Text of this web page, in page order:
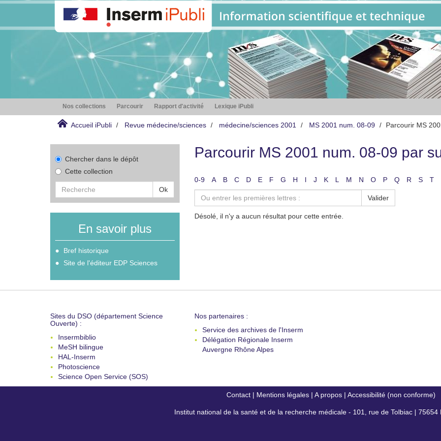
Nos collections Parcourir Rapport d'activité Lexique iPubli
Accueil iPubli Revue médecine/sciences médecine/sciences 2001 MS 2001 num. 08-09 Parcourir MS
Chercher dans le dépôt
Cette collection
Ok
En savoir plus
Bref historique
Site de l'éditeur EDP Sciences
Parcourir MS 2001 num. 08-09 par
0-9 A B C D E F G H I J K L M N O P Q R S T
Valider
Désolé, il n'y a aucun résultat pour cette entrée.
Sites du DSO (département Science
Ouverte) :
Insermbiblio
MeSH bilingue
HAL-Inserm
Photoscience
Science Open Service (SOS)
Nos partenaires :
Service des archives de l'Inserm
Délégation Régionale Inserm
Auvergne Rhône Alpes
Contact| Mentions légales| A propos| Accessibilité (non conforme)
Institut national de la santé et de la recherche médicale - 101, rue de Tolbiac | 75654